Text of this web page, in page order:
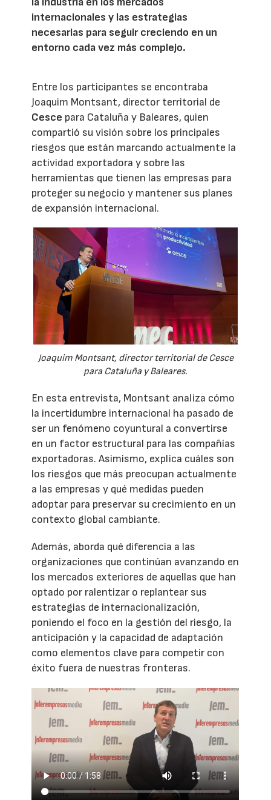
internacionales y las estrategias
necesarias para seguir creciendo en un
entorno cada vez más complejo.
Entre los participantes se encontraba
Joaquim Montsant, director territorial de
Cesce para Cataluña y Baleares, quien
compartió su visión sobre los principales
riesgos que están marcando actualmente la
actividad exportadora y sobre las
herramientas que tienen las empresas para
proteger su negocio y mantener sus planes
de expansión internacional.
Joaquim Montsant, director territorial de Cesce
para Cataluña y Baleares.
En esta entrevista, Montsant analiza cómo
la incertidumbre internacional ha pasado de
ser un fenómeno coyuntural a convertirse
en un factor estructural para las compañías
exportadoras. Asimismo, explica cuáles son
los riesgos que más preocupan actualmente
a las empresas y qué medidas pueden
adoptar para preservar su crecimiento en un
contexto global cambiante.
Además, aborda qué diferencia a las
organizaciones que continúan avanzando en
los mercados exteriores de aquellas que han
optado por ralentizar o replantear sus
estrategias de internacionalización,
poniendo el foco en la gestión del riesgo, la
anticipación y la capacidad de adaptación
como elementos clave para competir con
éxito fuera de nuestras fronteras.